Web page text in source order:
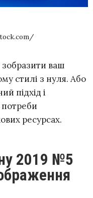
ваш
стилі з нуля. Або
підхід і
потреби
ресурсах.